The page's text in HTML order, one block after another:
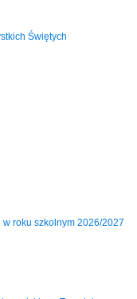
Świętych
roku szkolnym 2026/2027